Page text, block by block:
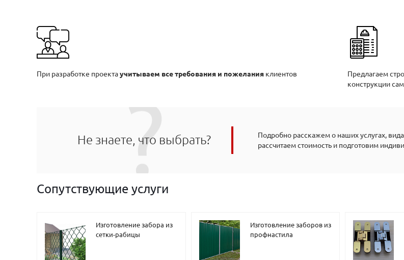
При разработке проектаучитываем все требования и пожелания клиентов Предлагаем
конструкции
Не знаете, что выбрать?
Подробно расскажем о наших услугах,
рассчитаем стоимость и подготовим
Сопутствующие услуги
Изготовление забора из
сетки-рабицы
Изготовление заборов из
профнастила